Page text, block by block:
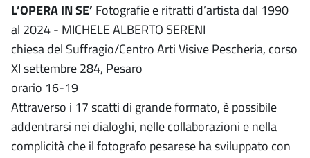
L’OPERA IN SE’ Fotografie e ritratti d’artista dal 1990
al 2024 - MICHELE ALBERTO SERENI
chiesa del Suffragio/Centro Arti Visive Pescheria, corso
XI settembre 284, Pesaro
orario 16-19
Attraverso i 17 scatti di grande formato, è possibile
addentrarsi nei dialoghi, nelle collaborazioni e nella
complicità che il fotografo pesarese ha sviluppato con